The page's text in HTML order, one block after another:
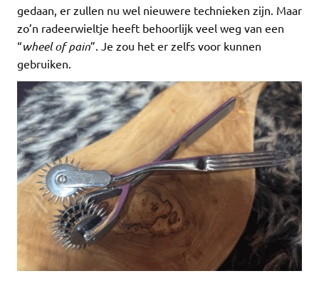
gedaan, er zullen nu wel nieuwere technieken zijn. Maar
zo’n radeerwieltje heeft behoorlijk veel weg van een
“wheel of pain”. Je zou het er zelfs voor kunnen
gebruiken.